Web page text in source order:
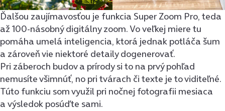
Ďalšou zaujímavosťou je funkcia Super Zoom Pro, teda
až 100-násobný digitálny zoom. Vo veľkej miere tu
pomáha umelá inteligencia, ktorá jednak potláča šum
a zároveň vie niektoré detaily dogenerovať.
Pri záberoch budov a prírody si to na prvý pohľad
nemusíte všimnúť, no pri tvárach či texte je to viditeľné.
Túto funkciu som využil pri nočnej fotografii mesiaca
a výsledok posúďte sami.